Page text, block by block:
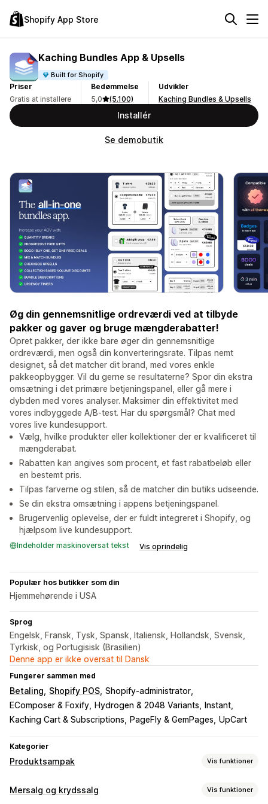
Shopify App Store
Kaching Bundles App & Upsells
Built for Shopify
Priser
Gratis at installere
Bedømmelse
5,0
(5.100)
Udvikler
Kaching Bundles & Upsells
Installér
Se demobutik
Øg din gennemsnitlige ordreværdi ved at tilbyde
pakker og gaver og bruge mængderabatter!
Opret pakker, der ikke bare øger din gennemsnitlige
ordreværdi, men også din konverteringsrate. Tilpas nemt
designet, så det matcher dit brand, med vores enkle
pakkeopbygger. Vil du gerne se resultaterne? Spor din ekstra
omsætning i det primære betjeningspanel, eller gå mere i
dybden med vores analyser. Maksimer din effektivitet med
vores indbyggede A/B-test. Har du spørgsmål? Chat med
vores live kundesupport.
Vælg, hvilke produkter eller kollektioner der er kvalificeret til
mængderabat.
Rabatten kan angives som procent, et fast rabatbeløb eller
en bestemt pris.
Tilpas farverne og stilen, så de matcher din butiks udseende.
Se din ekstra omsætning i appens betjeningspanel.
Brugervenlig oplevelse, der er fuldt integreret i Shopify, og
hjælpsom live kundesupport.
Indeholder maskinoversat tekst Vis oprindelig
Populær hos butikker som din
Hjemmehørende i USA
Sprog
Engelsk, Fransk, Tysk, Spansk, Italiensk, Hollandsk, Svensk,
Tyrkisk, og Portugisisk (Brasilien)
Denne app er ikke oversat til Dansk
Fungerer sammen med
Betaling Shopify POS Shopify-administrator
EComposer & Foxify
Hydrogen & 2048 Variants
Instant
Kaching Cart & Subscriptions
PageFly & GemPages UpCart
Kategorier
Produktsampak Vis funktioner
Pakketyper
Mersalg og krydssalg Vis funktioner